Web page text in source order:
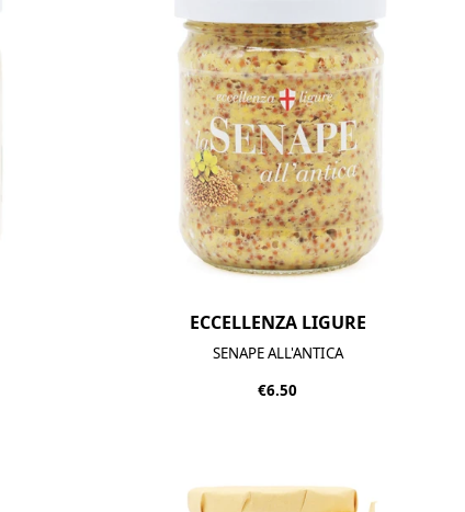
ECCELLENZA LIGURE
SENAPE ALL'ANTICA
€6.50